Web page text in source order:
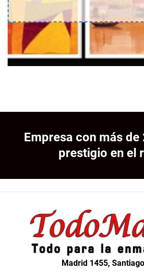
Empresa con más de
prestigio en el
Madrid 1455,